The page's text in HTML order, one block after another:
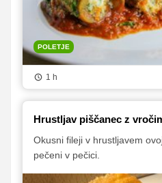
POLETJE
1 h
Hrustljav piščanec z
Okusni fileji v hrustljavem
pečeni v pečici.